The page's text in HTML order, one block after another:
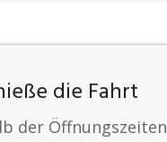
die Fahrt
der Öffnungszeiten